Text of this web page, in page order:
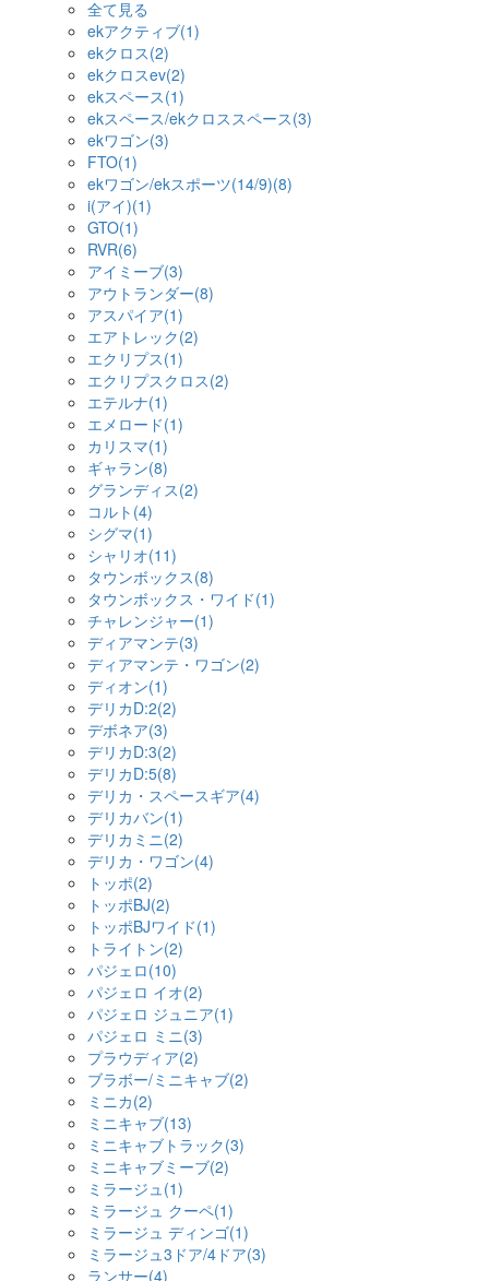
全て見る
ekアクティブ(1)
ekクロス(2)
ekクロスev(2)
ekスペース(1)
ekスペース/ekクロススペース(3)
ekワゴン(3)
FTO(1)
ekワゴン/ekスポーツ(14/9)(8)
i(アイ)(1)
GTO(1)
RVR(6)
アイミーブ(3)
アウトランダー(8)
アスパイア(1)
エアトレック(2)
エクリプス(1)
エクリプスクロス(2)
エテルナ(1)
エメロード(1)
カリスマ(1)
ギャラン(8)
グランディス(2)
コルト(4)
シグマ(1)
シャリオ(11)
タウンボックス(8)
タウンボックス・ワイド(1)
チャレンジャー(1)
ディアマンテ(3)
ディアマンテ・ワゴン(2)
ディオン(1)
デリカD:2(2)
デボネア(3)
デリカD:3(2)
デリカD:5(8)
デリカ・スペースギア(4)
デリカバン(1)
デリカミニ(2)
デリカ・ワゴン(4)
トッポ(2)
トッポBJ(2)
トッポBJワイド(1)
トライトン(2)
パジェロ(10)
パジェロ イオ(2)
パジェロ ジュニア(1)
パジェロ ミニ(3)
プラウディア(2)
ブラボー/ミニキャブ(2)
ミニカ(2)
ミニキャブ(13)
ミニキャブトラック(3)
ミニキャブミーブ(2)
ミラージュ(1)
ミラージュ クーペ(1)
ミラージュ ディンゴ(1)
ミラージュ3ドア/4ドア(3)
ランサー(4)